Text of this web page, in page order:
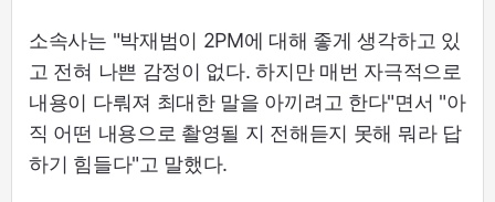
소속사는 "박재범이 2PM에 대해 좋게 생각하고 있
고 전혀 나쁜 감정이 없다. 하지만 매번 자극적으로
내용이 다뤄져 최대한 말을 아끼려고 한다"면서 "아
직 어떤 내용으로 촬영될 지 전해듣지 못해 뭐라 답
하기 힘들다"고 말했다.